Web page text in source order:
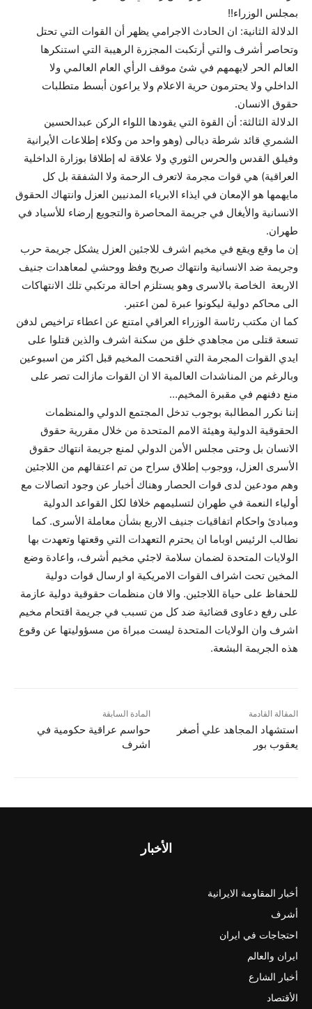
بمجلس الوزراء!!
الدلالة الثانية: ان الحادث الاجرامي يظهر أن القوات التي تحتل
وتحاصر أشرف والتي أرتكبت المجزرة الرهيبة التي استنكرها
العالم الحر لايهمهم في شئ موقف الرأي العام العالمي ولا
الداخلي ولا يحترمون حرية الاعلام ولا يراعون أبسط متطلبات
حقوق الانسان.
الدلالة الثالثة: أن القوة التي يقودها اللواء الركن عبدالحسين
الشمري قائد شرطة ديالى (وهو واحد من وكلاء إطلاعات الأيرانية
وفيلق القدس والحرس الثوري ولا علاقة له إطلاقا بوزارة الداخلية
العراقية) هي قوات مجرمة لاتعرف الرحمة ولا الشفقة بل كل
مايهمها هو الإمعان في ايذاء الابرياء المدنيين العزل وانتهاك الحقوق
الانسانية والأيغال في جريمة المحاصرة والتجويع إرضاء للأسياد في
طهران.
إن ما وقع ويقع في مخيم اشرف للاجئين العزل يشكل جريمة حرب
وجريمة ضد الانسانية وانتهاك صريح وفظ ووحشي لمعاهدات جنيف
الاربعة الخاصة بالاسرى وهو يستلزم احالة مرتكبي تلك الانتهاكات
الى محاكم دولية ليكونوا عبرة لمن اعتبر.
كما ان مكتب رئاسة الوزراء العراقي امتنع عن اعطاء تراخيص لدفن
تسعة قتلى من مجاهدي خلق من سكنة اشرف والذين قتلوا على
ايدي القوات المجرمة التي اقتحمت المخيم قبل اكثر من اسبوعين
وبالرغم من المناشدات العالمية الا ان القوات مازالت تصر على
منع دفنهم في مقبرة المخيم…
إننا نكرر المطالبة بوجوب تدخل المجتمع الدولي والمنظمات
الحقوقية الدولية وهيئة الامم المتحدة من خلال مقررية حقوق
الانسان بل وحتى مجلس الأمن الدولي لمنع جريمة انتهاك حقوق
الأسرى العزل، ووجوب إطلاق سراح من تم اعتقالهم من اللاجئين
وهم مودعين لدى قوات الحصار وهناك أخبار عن وجود اتصالات مع
أولياء النعمة في طهران لتسليمهم خلافا لكل القواعد الدولية
ومبادئ واحكام اتفاقيات جنيف الاربع بشأن معاملة الأسرى. كما
نطالب الرئيس اوباما ان يحترم التعهدات التي وقعتها وتعهدت بها
الولايات المتحدة لضمان سلامة لاجئي مخيم أشرف، واعادة وضع
المخين تحت اشراف القوات الامريكية او ارسال قوات دولية
للحفاظ على حياة اللاجئين. والا فان منظمات حقوقية دولية عازمة
على رفع دعاوى قضائية ضد كل من تسبب في جريمة اقتحام مخيم
اشرف وان الولايات المتحدة ليست مبراة من مسؤوليتها عن وقوع
هذه الجريمة البشعة.
المادة السابقة
حواسم عراقية حكومية في
اشرف
المقالة القادمة
استشهاد المجاهد علي أصغر
يعقوب بور
الأخبار
أخبار المقاومة الايرانية
أشرف
احتجاجات في ايران
ايران والعالم
أخبار الشارع
الأقتصاد